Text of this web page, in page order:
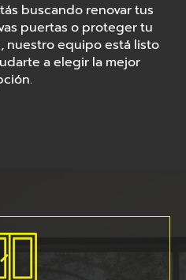
buscando renovar tus
puertas o proteger tu
nuestro equipo está listo
a elegir la mejor